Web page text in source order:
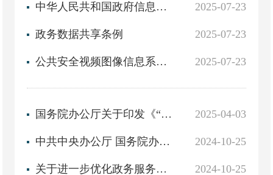
2025-07-23
中华人民共和国政府信息公开条例
2025-07-23
政务数据共享条例
2025-07-23
公共安全视频图像信息系统管理条例
2025-04-03
国务院办公厅关于印发《“高效办成一件事”2025年度第一批重点事项清单》的通知
2024-10-25
中共中央办公厅 国务院办公厅关于加快公共数据资源开发利用的意见
2024-10-25
关于进一步优化政务服务提升行政效能推进“高效办成一件事”的实施意见